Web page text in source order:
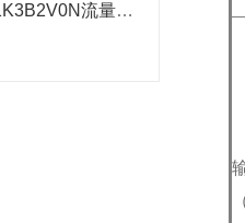
XSN/A-HL1T1K3B2V0N流量控制仪表使用设置